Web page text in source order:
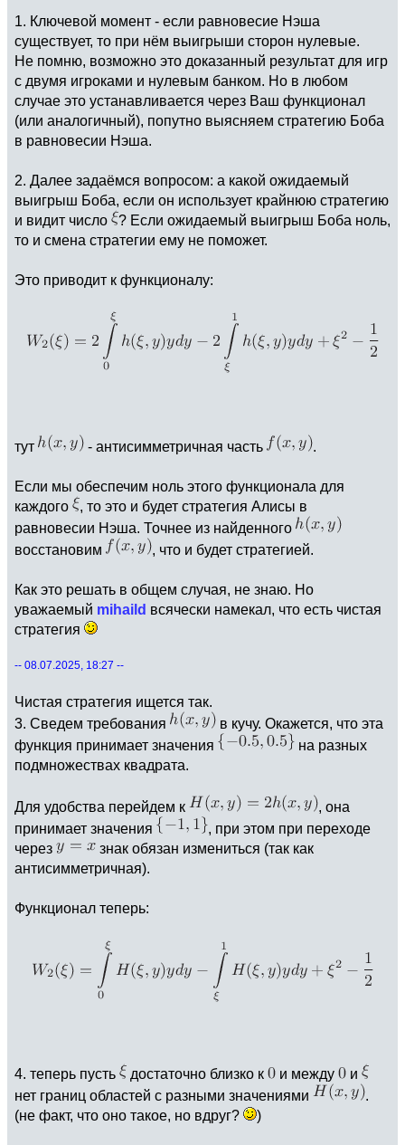
1. Ключевой момент - если равновесие Нэша
существует, то при нём выигрыши сторон нулевые.
Не помню, возможно это доказанный результат для игр
с двумя игроками и нулевым банком. Но в любом
случае это устанавливается через Ваш функционал
(или аналогичный), попутно выясняем стратегию Боба
в равновесии Нэша.
2. Далее задаёмся вопросом: а какой ожидаемый
выигрыш Боба, если он использует крайнюю стратегию
и видит число
? Если ожидаемый выигрыш Боба ноль,
то и смена стратегии ему не поможет.
Это приводит к функционалу:
тут - антисимметричная часть .
Если мы обеспечим ноль этого функционала для
каждого
, то это и будет стратегия Алисы в
равновесии Нэша. Точнее из найденного
восстановим
, что и будет стратегией.
Как это решать в общем случая, не знаю. Но
уважаемый mihaild всячески намекал, что есть чистая
стратегия
-- 08.07.2025, 18:27 --
Чистая стратегия ищется так.
3. Сведем требования
в кучу. Окажется, что эта
функция принимает значения
на разных
подмножествах квадрата.
Для удобства перейдем к
, она
принимает значения
, при этом при переходе
через
знак обязан измениться (так как
антисимметричная).
Функционал теперь:
4. теперь пусть достаточно близко к и между
и
нет границ областей с разными значениями
.
(не факт, что оно такое, но вдруг?
)